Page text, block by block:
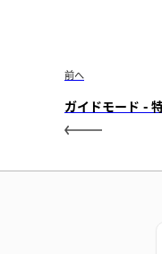
前へ
ガイドモード -